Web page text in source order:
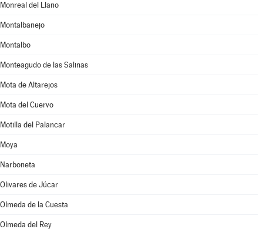
Monreal del Llano
Montalbanejo
Montalbo
Monteagudo de las Salinas
Mota de Altarejos
Mota del Cuervo
Motilla del Palancar
Moya
Narboneta
Olivares de Júcar
Olmeda de la Cuesta
Olmeda del Rey